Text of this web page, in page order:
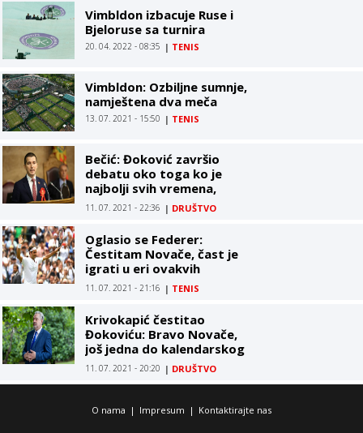
Vimbldon izbacuje Ruse i
Bjeloruse sa turnira
20. 04. 2022 - 08:35 | TENIS
Vimbldon: Ozbiljne sumnje,
namještena dva meča
13. 07. 2021 - 15:50 | TENIS
Bečić: Đoković završio
debatu oko toga ko je
najbolji svih vremena,
Novak je legenda koja
11. 07. 2021 - 22:36 | DRUŠTVO
Oglasio se Federer:
Čestitam Novače, čast je
igrati u eri ovakvih
teniskih šampiona
11. 07. 2021 - 21:16 | TENIS
Krivokapić čestitao
Đokoviću: Bravo Novače,
još jedna do kalendarskog
grend slema
11. 07. 2021 - 20:20 | DRUŠTVO
O nama | Impresum | Kontaktirajte nas